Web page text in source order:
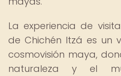
La experiencia de
de Chichén Itzá es un
cosmovisión maya,
naturaleza y el